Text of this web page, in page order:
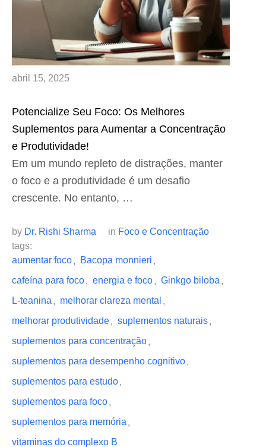
abril 15, 2025
Potencialize Seu Foco: Os Melhores
Suplementos para Aumentar a Concentração
e Produtividade!
Em um mundo repleto de distrações, manter
o foco e a produtividade é um desafio
crescente. No entanto, …
by Dr. Rishi Sharma in Foco e Concentração
tags:
aumentar foco, Bacopa monnieri ,
cafeína para foco, energia e foco, Ginkgo biloba ,
L-teanina , melhorar clareza mental ,
melhorar produtividade, suplementos naturais,
suplementos para concentração,
suplementos para desempenho cognitivo,
suplementos para estudo,
suplementos para foco,
suplementos para memória ,
vitaminas do complexo B